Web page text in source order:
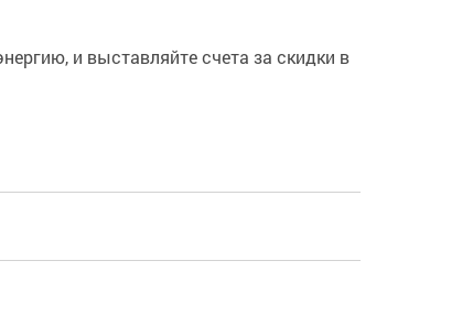
и выставляйте счета за скидки в